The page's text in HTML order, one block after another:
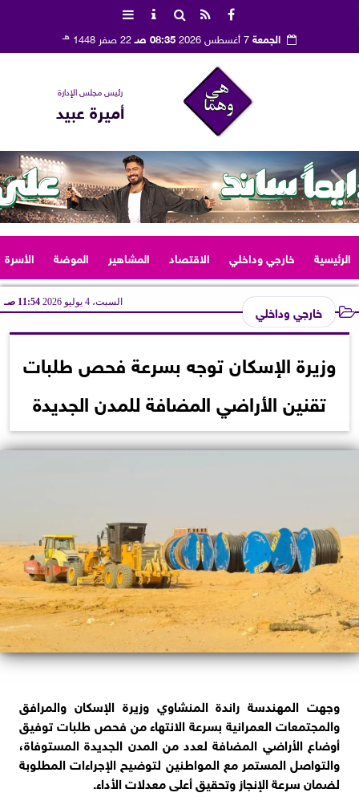
الجمعة 08:35 صـ 22 صفر 1448 هـ
رئيس مجلس الإدارة
أميرة عبيد
الرئيسية خارجي وداخلي الاقتصاد المشاهير الموضة الأسرة
خارجي وداخلي السبت، 4 يوليو 2026 11:54 صـ
وزيرة الإسكان توجه بسرعة فحص طلبات
تقنين الأراضي المضافة للمدن الجديدة
وجهت المهندسة راندة المنشاوي وزيرة الإسكان والمرافق
والمجتمعات العمرانية بسرعة الانتهاء من فحص طلبات توفيق
أوضاع الأراضي المضافة لعدد من المدن الجديدة المستوفاة،
والتواصل المستمر مع المواطنين لتوضيح الإجراءات المطلوبة
لضمان سرعة الإنجاز وتحقيق أعلى معدلات الأداء.